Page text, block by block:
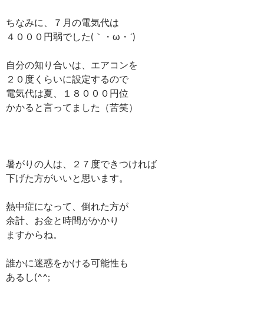
ちなみに、７月の電気代は
４０００円弱でした(｀・ω・´)ゞ
自分の知り合いは、エアコンを
２０度くらいに設定するので
電気代は夏、１８０００円位
かかると言ってました（苦笑）
暑がりの人は、２７度できつければ
下げた方がいいと思います。
熱中症になって、倒れた方が
余計、お金と時間がかかり
ますからね。
誰かに迷惑をかける可能性も
あるし(^^;